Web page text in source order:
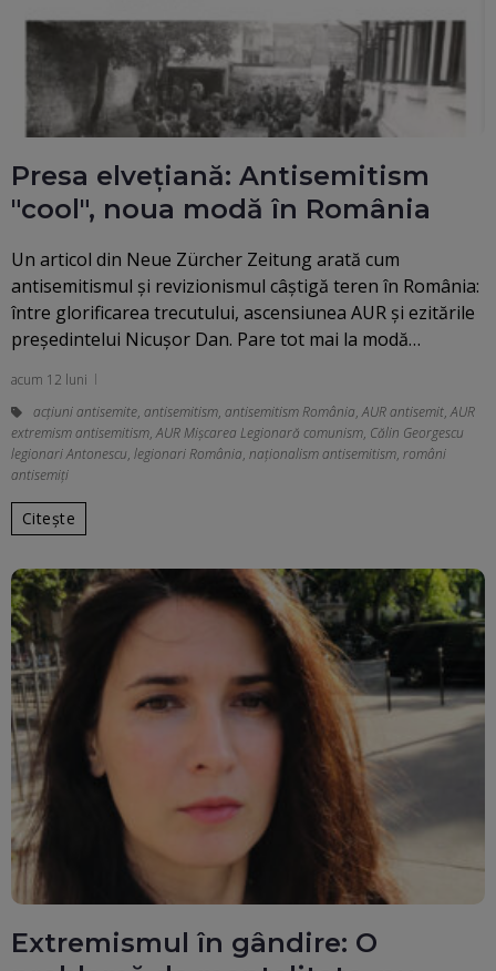
Presa elvețiană: Antisemitism
"cool", noua modă în România
Un articol din Neue Zürcher Zeitung arată cum
antisemitismul și revizionismul câștigă teren în România:
între glorificarea trecutului, ascensiunea AUR și ezitările
președintelui Nicușor Dan. Pare tot mai la modă…
acum 12 luni
acțiuni antisemite, antisemitism, antisemitism România,AUR antisemit,AUR
extremism antisemitism,AUR Mișcarea Legionară comunism, Călin Georgescu
legionari Antonescu, legionari România, naționalism antisemitism, români
antisemiţi
Citește
Extremismul în gândire: O